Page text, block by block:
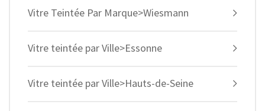
Vitre Teintée Par Marque>Wiesmann
Vitre teintée par Ville>Essonne
Vitre teintée par Ville>Hauts-de-Seine